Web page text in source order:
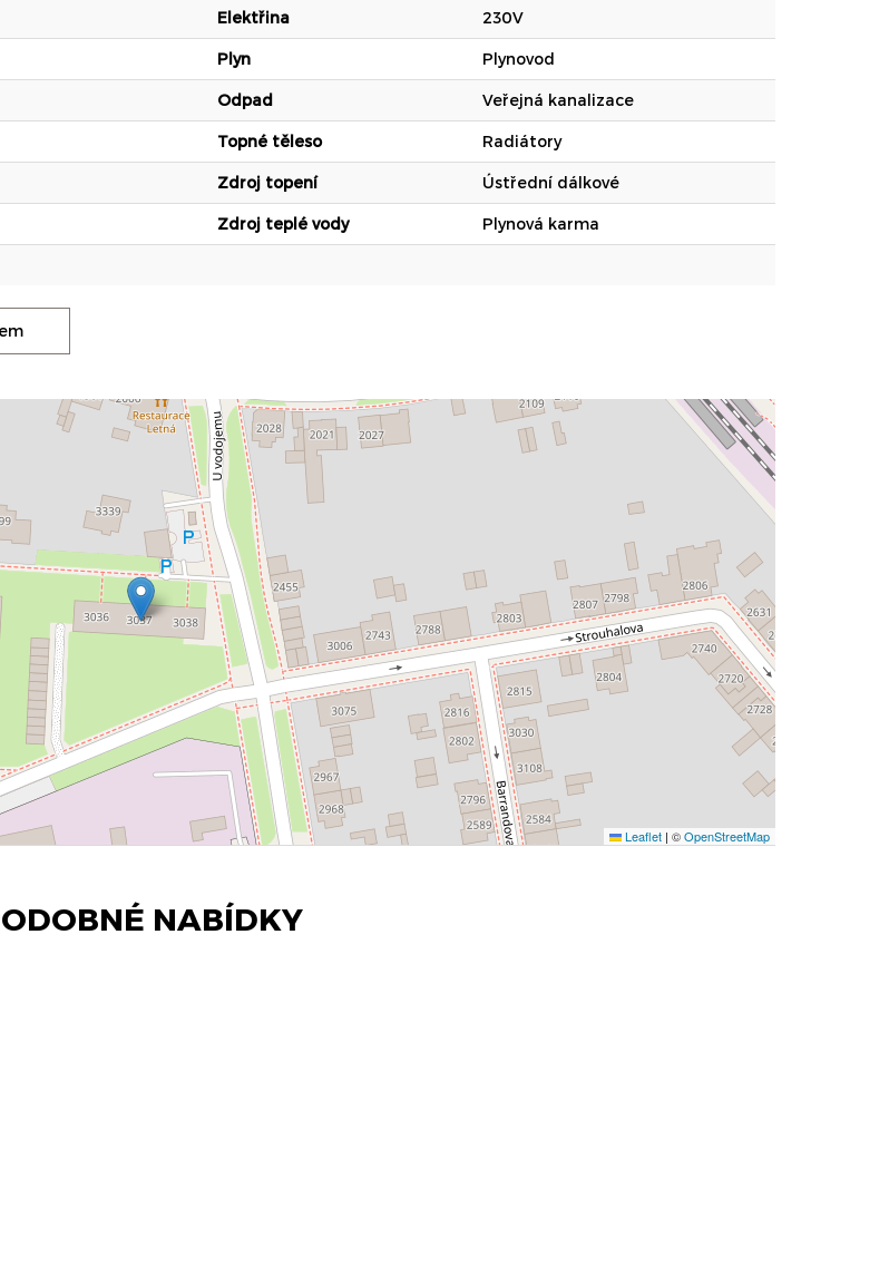
Elektřina 230V
Plyn Plynovod
Odpad Veřejná kanalizace
Topné těleso Radiátory
Zdroj topení Ústřední dálkové
Zdroj teplé vody Plynová karma
Leaflet | ©OpenStreetMap
NABÍDKY